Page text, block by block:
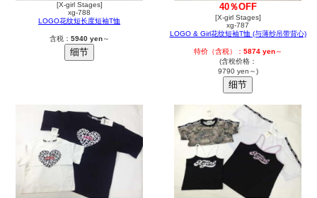
[X-girl Stages]
xg-788
LOGO花纹短长度短袖T恤
含税： 5940 yen～
40％OFF
[X-girl Stages]
xg-787
LOGO & Girl花纹短袖T恤 (与薄纱吊带背心)
特价（含税）： 5874 yen～
(含稅价格：
9790 yen～)